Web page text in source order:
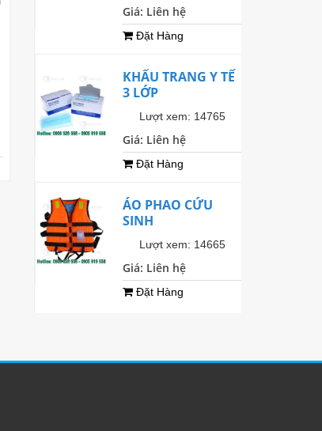
QUẦN ÁO BẢO HỘ LIỀN QUẦN
Bảo vệ thân thể
Giá bán: Liên hệ
Đặt Hàng
Giá: Liên hệ
Đặt Hàng
KHẨU TRANG Y TẾ
3 LỚP
Lượt xem: 14765
Giá: Liên hệ
Đặt Hàng
ÁO PHAO CỨU
SINH
Lượt xem: 14665
Giá: Liên hệ
Đặt Hàng